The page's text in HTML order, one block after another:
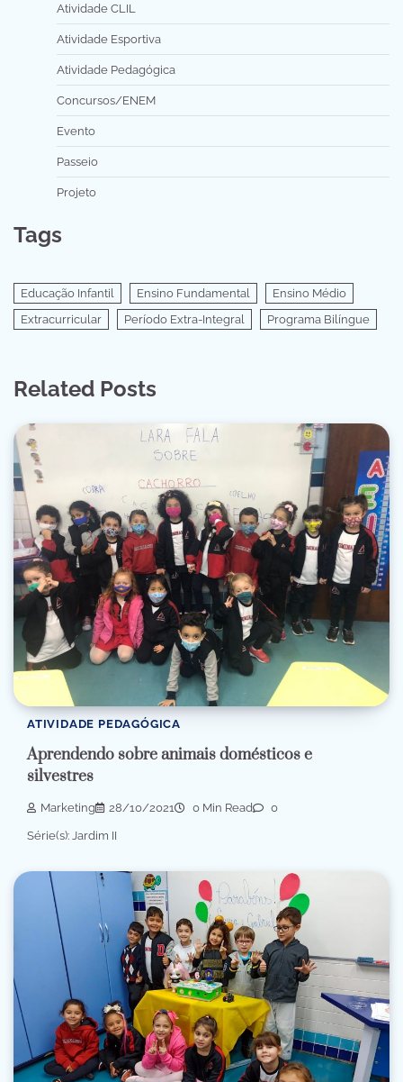
Atividade CLIL
Atividade Esportiva
Atividade Pedagógica
Concursos/ENEM
Evento
Passeio
Projeto
Tags
Educação Infantil Ensino Fundamental
Ensino Médio
Extracurricular
Período Extra-Integral Programa Bilíngue
Related Posts
ATIVIDADE PEDAGÓGICA
Aprendendo sobre animais domésticos e
silvestres
Marketing 28/10/2021 0 Min Read 0
Série(s): Jardim II